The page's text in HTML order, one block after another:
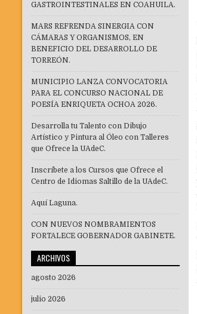
GASTROINTESTINALES EN COAHUILA.
MARS REFRENDA SINERGIA CON
CÁMARAS Y ORGANISMOS, EN
BENEFICIO DEL DESARROLLO DE
TORREÓN.
MUNICIPIO LANZA CONVOCATORIA
PARA EL CONCURSO NACIONAL DE
POESÍA ENRIQUETA OCHOA 2026.
Desarrolla tu Talento con Dibujo
Artístico y Pintura al Óleo con Talleres
que Ofrece la UAdeC.
Inscríbete a los Cursos que Ofrece el
Centro de Idiomas Saltillo de la UAdeC.
Aquí Laguna.
CON NUEVOS NOMBRAMIENTOS
FORTALECE GOBERNADOR GABINETE.
ARCHIVOS
agosto 2026
julio 2026